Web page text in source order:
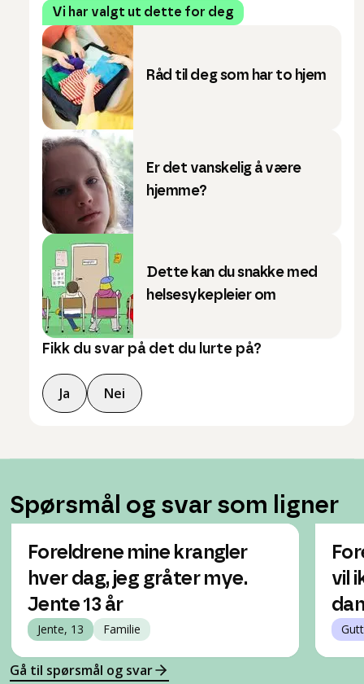
Vi har valgt ut dette for deg
Råd til deg som har to hjem
Er det vanskelig å være
hjemme?
Dette kan du snakke med
helsesykepleier om
Fikk du svar på det du lurte på?
Ja Nei
Spørsmål og svar som ligner
Foreldrene mine krangler
hver dag, jeg gråter mye.
Jente 13 år
Jente, 13 Familie
vil
Gå til spørsmål og svar